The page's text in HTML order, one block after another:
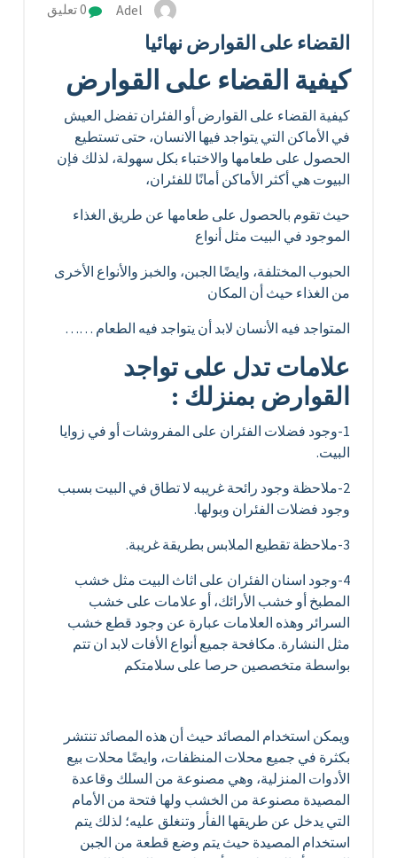
Adel
القضاء على القوارض نهائيا
كيفية القضاء على القوارض
كيفية القضاء على القوارض أو الفئران تفضل العيش
في الأماكن التي يتواجد فيها الانسان، حتى تستطيع
الحصول على طعامها والاختباء بكل سهولة، لذلك فإن
البيوت هي أكثر الأماكن أمانًا للفئران،
حيث تقوم بالحصول على طعامها عن طريق الغذاء
الموجود في البيت مثل أنواع
الحبوب المختلفة، وايضًا الجبن، والخبز والأنواع الأخرى
من الغذاء حيث أن المكان
المتواجد فيه الأنسان لابد أن يتواجد فيه الطعام ……
علامات تدل على تواجد
القوارض بمنزلك :
1-وجود فضلات الفئران على المفروشات أو في زوايا
البيت.
2-ملاحظة وجود رائحة غريبه لا تطاق في البيت بسبب
وجود فضلات الفئران وبولها.
3-ملاحظة تقطيع الملابس بطريقة غريبة.
4-وجود اسنان الفئران على اثاث البيت مثل خشب
المطبخ أو خشب الأرائك، أو علامات على خشب
السرائر وهذه العلامات عبارة عن وجود قطع خشب
مثل النشارة. مكافحة جميع أنواع الأفات لابد ان تتم
بواسطة متخصصين حرصا على سلامتكم
ويمكن استخدام المصائد حيث أن هذه المصائد تنتشر
بكثرة في جميع محلات المنظفات، وايضًا محلات بيع
الأدوات المنزلية، وهي مصنوعة من السلك وقاعدة
المصيدة مصنوعة من الخشب ولها فتحة من الأمام
التي يدخل عن طريقها الفأر وتنغلق عليه؛ لذلك يتم
استخدام المصيدة حيث يتم وضع قطعة من الجبن